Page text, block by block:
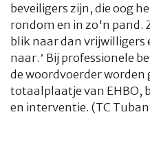
beveiligers zijn, die oog
rondom en in zo'n pand.
blik naar dan vrijwilligers
naar.’ Bij professionele
de woordvoerder worden
totaalplaatje van EHBO,
en interventie. (TC